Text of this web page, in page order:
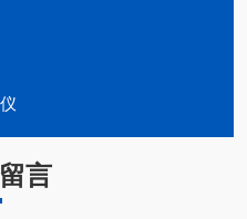
言